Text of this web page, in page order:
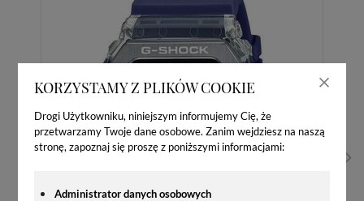
KORZYSTAMY Z PLIKÓW COOKIE
Drogi Użytkowniku, niniejszym informujemy Cię, że
przetwarzamy Twoje dane osobowe. Zanim wejdziesz na naszą
stronę, zapoznaj się proszę z poniższymi informacjami:
Administrator danych osobowych